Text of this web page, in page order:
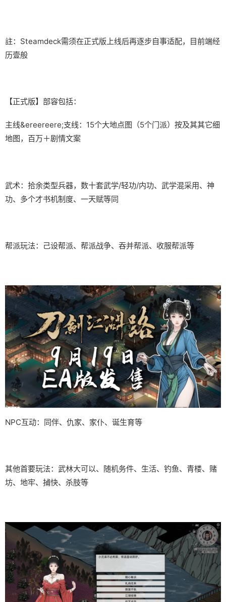
註：Steamdeck需须在正式版上线后再逐步自事适配，目前端经
历壹般
【正式版】部容包括：
主线&ereereere;支线：15个大地点图（5个门派）按及其其它细
地图，百万＋剧情文案
武术：拾余类型兵器，数十套武学/轻功/内功、武学混采用、神
功、多个才书机制度、一天赋等同
帮派玩法：己设帮派、帮派战争、吞并帮派、收服帮派等
NPC互动：同伴、仇家、家仆、诞生育等
其他首要玩法：武林大可以、随机务件、生活、钓鱼、青楼、赌
坊、地牢、捕快、杀肢等